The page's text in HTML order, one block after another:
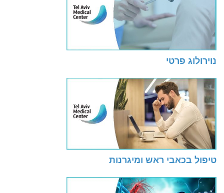
נוירולוג פרטי
טיפול בכאבי ראש ומיגרנות